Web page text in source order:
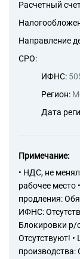
Расчетный
Направление
СРО:
ИФНС:
Регион:
Дата
Примечание:
• НДС, не
рабочее место
продления:
ИФНС:
Блокировки р/
Отсутствуют!
производства: